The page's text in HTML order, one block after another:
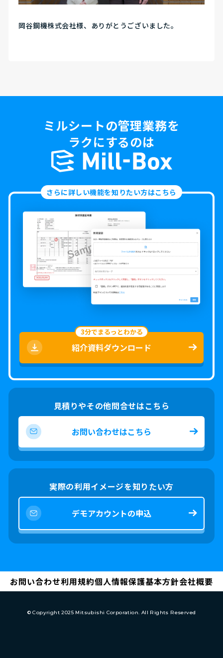
岡谷鋼機株式会社様、ありがとうございました。
ミルシートの管理業務を
ラクにするのは
さらに詳しい機能を知りたい方はこちら
紹介資料ダウンロード
3分でまるっとわかる
見積りやその他問合せはこちら
お問い合わせはこちら
実際の利用イメージを知りたい方
デモアカウントの申込
お問い合わせ利用規約個人情報保護基本方針会社概要
© Copyright 2025 Mitsubishi Corporation. All Rights Reserved